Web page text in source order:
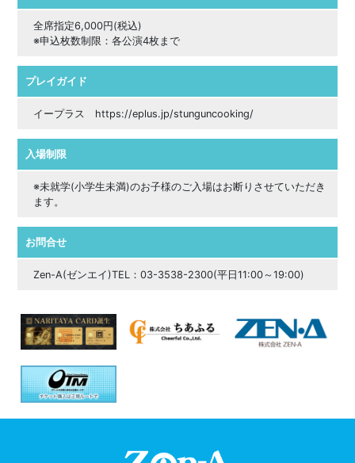
全席指定6,000円(税込)
※申込枚数制限：各公演4枚まで
プレイガイド
イープラス https://eplus.jp/stunguncooking/
入場制限
※未就学(小学生未満)のお子様のご入場はお断りさせていただき
ます。
お問合せ
Zen-A(ゼンエイ)TEL：03-3538-2300(平日11:00～19:00)